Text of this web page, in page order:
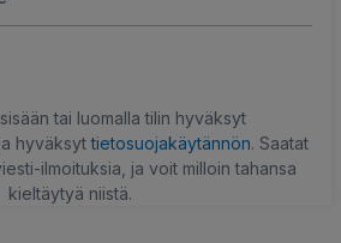
tai luomalla tilin hyväksyt
ja hyväksyttietosuojakäytännön. Saatat
ilmoituksia, ja voit milloin tahansa
kieltäytyä niistä.